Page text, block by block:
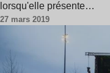
lorsqu'elle présente…
27 mars 2019